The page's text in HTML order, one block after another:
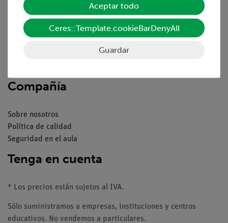
Resumen del servicio
Descargas
Compañía
Sobre nosotros
Política de calidad
Seguridad en el aula
Tenga en cuenta
* Los precios están sujetos al IVA.
Sólo suministramos a empresas, instituciones y centros
educativos. No vendemos a particulares.
Aceptar todo
Ceres::Template.cookieBarDenyAll
Guardar